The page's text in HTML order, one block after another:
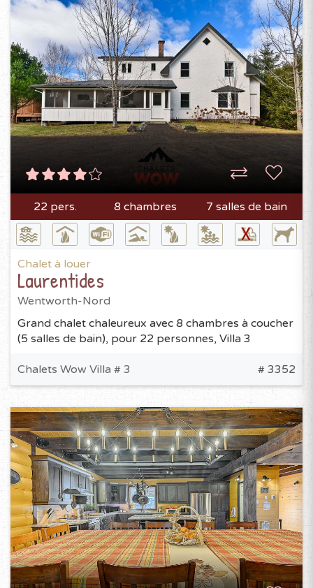
22 pers. 8 chambres 7 salles de bain
Chalet à louer
Laurentides
Wentworth-Nord
Grand chalet chaleureux avec 8 chambres à coucher
(5 salles de bain), pour 22 personnes, Villa 3
Chalets Wow Villa # 3 # 3352